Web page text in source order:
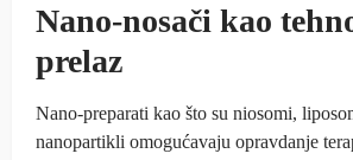
Nano‑nosači kao
prelaz
Nano-preparati kao što su niosomi,
nanopartikli omogućavaju opravdanje